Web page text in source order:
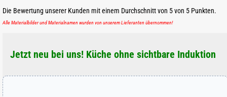
Die Bewertung unserer Kunden mit einem Durchschnitt von 5von 5 Punkten.
Alle Materialbilder und Materialnamen wurden von unserem Lieferanten übernommen!
Jetzt neu bei uns! Küche ohne sichtbare Induktion